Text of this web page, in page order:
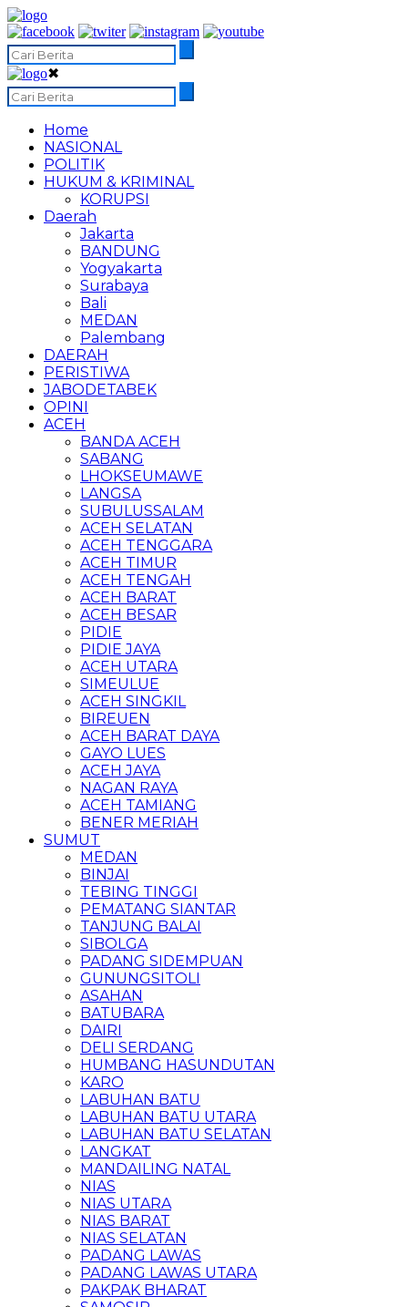
✖
Home
NASIONAL
POLITIK
HUKUM & KRIMINAL
KORUPSI
Daerah
Jakarta
BANDUNG
Yogyakarta
Surabaya
Bali
MEDAN
Palembang
DAERAH
PERISTIWA
JABODETABEK
OPINI
ACEH
BANDA ACEH
SABANG
LHOKSEUMAWE
LANGSA
SUBULUSSALAM
ACEH SELATAN
ACEH TENGGARA
ACEH TIMUR
ACEH TENGAH
ACEH BARAT
ACEH BESAR
PIDIE
PIDIE JAYA
ACEH UTARA
SIMEULUE
ACEH SINGKIL
BIREUEN
ACEH BARAT DAYA
GAYO LUES
ACEH JAYA
NAGAN RAYA
ACEH TAMIANG
BENER MERIAH
SUMUT
MEDAN
BINJAI
TEBING TINGGI
PEMATANG SIANTAR
TANJUNG BALAI
SIBOLGA
PADANG SIDEMPUAN
GUNUNGSITOLI
ASAHAN
BATUBARA
DAIRI
DELI SERDANG
HUMBANG HASUNDUTAN
KARO
LABUHAN BATU
LABUHAN BATU UTARA
LABUHAN BATU SELATAN
LANGKAT
MANDAILING NATAL
NIAS
NIAS UTARA
NIAS BARAT
NIAS SELATAN
PADANG LAWAS
PADANG LAWAS UTARA
PAKPAK BHARAT